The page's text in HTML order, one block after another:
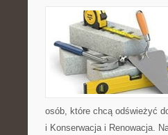
osób, które chcą odświeżyć
i Konserwacja i Renowacja.